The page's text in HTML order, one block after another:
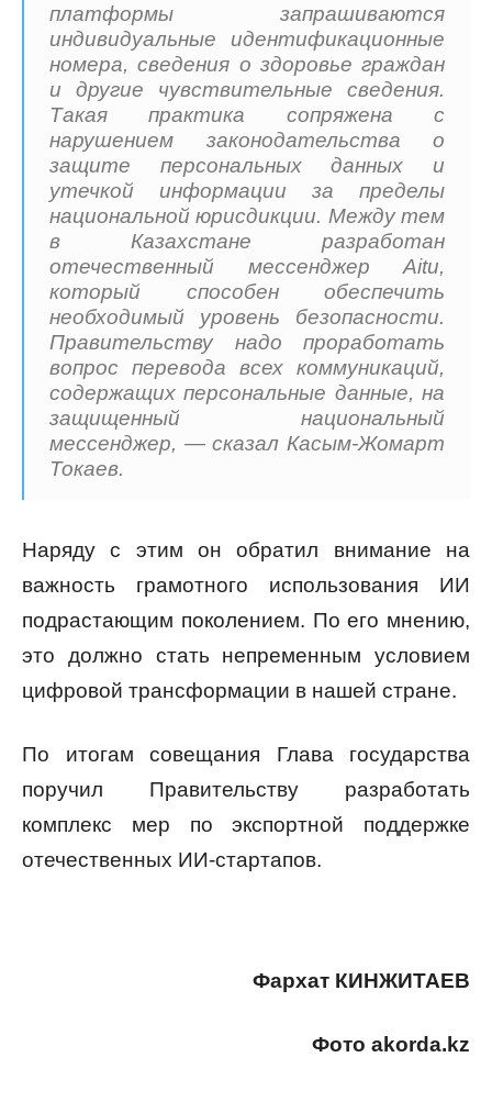
платформы запрашиваются
индивидуальные идентификационные
номера, сведения о здоровье граждан
и другие чувствительные сведения.
Такая практика сопряжена с
нарушением законодательства о
защите персональных данных и
утечкой информации за пределы
национальной юрисдикции. Между тем
в Казахстане разработан
отечественный мессенджер Aitu,
который способен обеспечить
необходимый уровень безопасности.
Правительству надо проработать
вопрос перевода всех коммуникаций,
содержащих персональные данные, на
защищенный национальный
мессенджер, — сказал Касым-Жомарт
Токаев.
Наряду с этим он обратил внимание на
важность грамотного использования ИИ
подрастающим поколением. По его мнению,
это должно стать непременным условием
цифровой трансформации в нашей стране.
По итогам совещания Глава государства
поручил Правительству разработать
комплекс мер по экспортной поддержке
отечественных ИИ-стартапов.
Фархат КИНЖИТАЕВ
Фото akorda.kz